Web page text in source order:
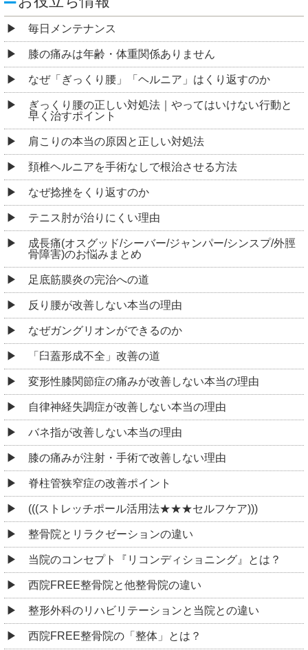
毎日メンテナンス
膝の痛みは年齢・体重関係ありません
なぜ「ぎっくり腰」「ヘルニア」はくり返すのか
ぎっくり腰の正しい対処法｜やってはいけない行動と
早く治すポイント
肩こりの本当の原因と正しい対処法
頚椎ヘルニアを手術なしで根治させる方法
なぜ捻挫をくり返すのか
テニス肘が治りにくい理由
成長痛(オスグッド/シーバー/ジャンパー/シンスプ/外脛
骨障害)のお悩みまとめ
足底筋膜炎の完治への道
反り腰が改善しない本当の理由
なぜガングリオンができるのか
「臼蓋形成不全」改善の道
変形性膝関節症の痛みが改善しない本当の理由
自律神経失調症が改善しない本当の理由
バネ指が改善しない本当の理由
膝の痛みが注射・手術で改善しない理由
脊柱管狭窄症の改善ポイント
(((ストレッチポール活用法★★★セルフケア)))
整骨院とリラクゼーションの違い
当院のコンセプト『リコンディショニング』とは？
西院FREE整骨院と他整骨院の違い
整形外科のリハビリテーションと当院との違い
西院FREE整骨院の「整体」とは？